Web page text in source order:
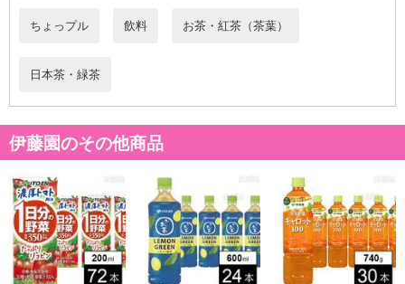
ちょっプル 飲料 お茶・紅茶（茶葉）
日本茶・緑茶
伊藤園のその他商品